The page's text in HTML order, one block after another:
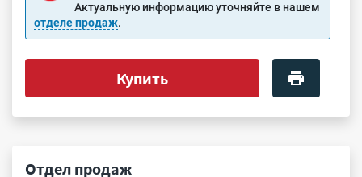
Актуальную информацию уточняйте в нашем
отделе продаж.
Купить
Отдел продаж